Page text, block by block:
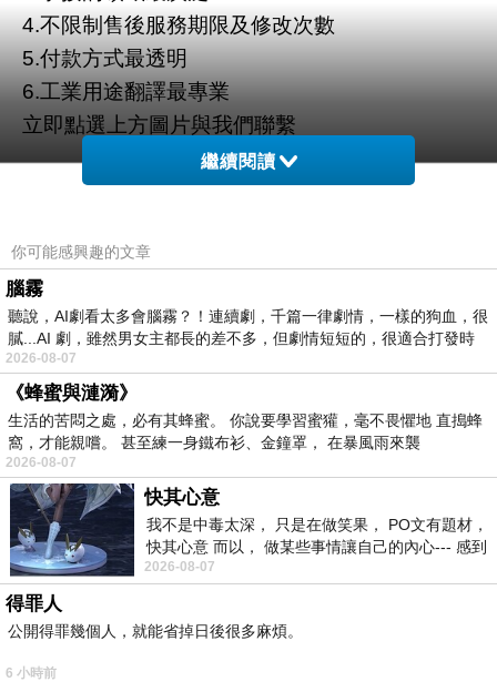
4.不限制售後服務期限及修改次數
5.付款方式最透明
6.工業用途翻譯最專業
立即點選上方圖片與我們聯繫
YYYY15858FREFGEF
繼續閱讀
你可能感興趣的文章
腦霧
聽說，AI劇看太多會腦霧？！連續劇，千篇一律劇情，一樣的狗血，很
膩...AI 劇，雖然男女主都長的差不多，但劇情短短的，很適合打發時
2026-08-07
《蜂蜜與漣漪》
生活的苦悶之處，必有其蜂蜜。 你說要學習蜜獾，毫不畏懼地 直搗蜂
窩，才能親嚐。 甚至練一身鐵布衫、金鐘罩， 在暴風雨來襲
2026-08-07
快其心意
我不是中毒太深， 只是在做笑果， PO文有題材，
快其心意 而以， 做某些事情讓自己的內心--- 感到
愉快。
2026-08-07
得罪人
公開得罪幾個人，就能省掉日後很多麻煩。
6 小時前